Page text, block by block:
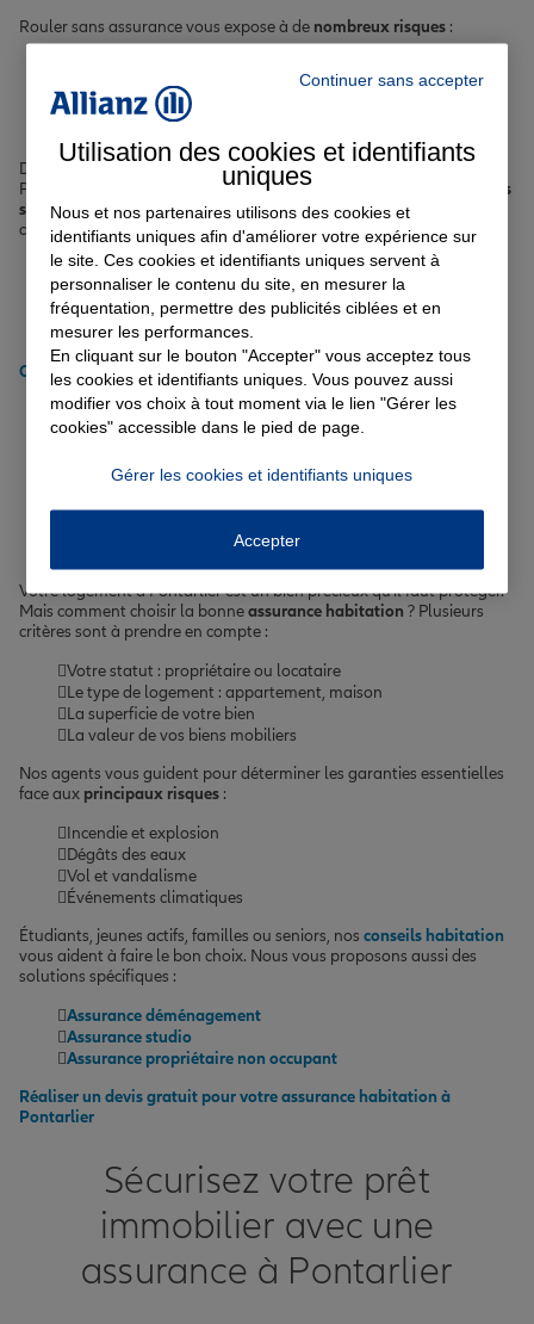
Rouler sans assurance vous expose à de nombreux risques :
Amende et retrait de points
Impossibilité d'être indemnisé en cas de dommages
Découvrez tous nos
conseils autopour conduire en toute sérénité à
Pontarlier et ses environs. Nous vous accompagnons avec des
offres
sur-mesure, que vous soyez jeune conducteur, senior ou encore
conducteur malussé :
Assurance auto pour petit rouleur
Assurance malussé/résilié
Assurance véhicule électrique ou hybride
Assurance voiture semi-autonome
Obtenir un tarif pour votre assurance auto à Pontarlier
Comment choisir l'assurance
habitation à Pontarlier
adaptée à vos besoins ?
Votre logement à Pontarlier est un bien précieux qu'il faut protéger.
Mais comment choisir la bonneassurance habitation ? Plusieurs
critères sont à prendre en compte :
Votre statut : propriétaire ou locataire
Le type de logement : appartement, maison
La superficie de votre bien
La valeur de vos biens mobiliers
Nos agents vous guident pour déterminer les garanties essentielles
face aux principaux risques :
Incendie et explosion
Dégâts des eaux
Vol et vandalisme
Événements climatiques
Étudiants, jeunes actifs, familles ou seniors, nos conseils habitation
vous aident à faire le bon choix. Nous vous proposons aussi des
solutions spécifiques :
Assurance déménagement
Assurance studio
Assurance propriétaire non occupant
Réaliser un devis gratuit pour votre assurance habitation à
Pontarlier
Sécurisez votre prêt
immobilier avec une
assurance à Pontarlier
Continuer sans accepter
Utilisation des cookies et identifiants
uniques
Nous et nos partenaires utilisons des cookies et
identifiants uniques afin d'améliorer votre expérience sur
le site. Ces cookies et identifiants uniques servent à
personnaliser le contenu du site, en mesurer la
fréquentation, permettre des publicités ciblées et en
mesurer les performances.
En cliquant sur le bouton "Accepter" vous acceptez tous
les cookies et identifiants uniques. Vous pouvez aussi
modifier vos choix à tout moment via le lien "Gérer les
cookies" accessible dans le pied de page.
Gérer les cookies et identifiants uniques
Accepter